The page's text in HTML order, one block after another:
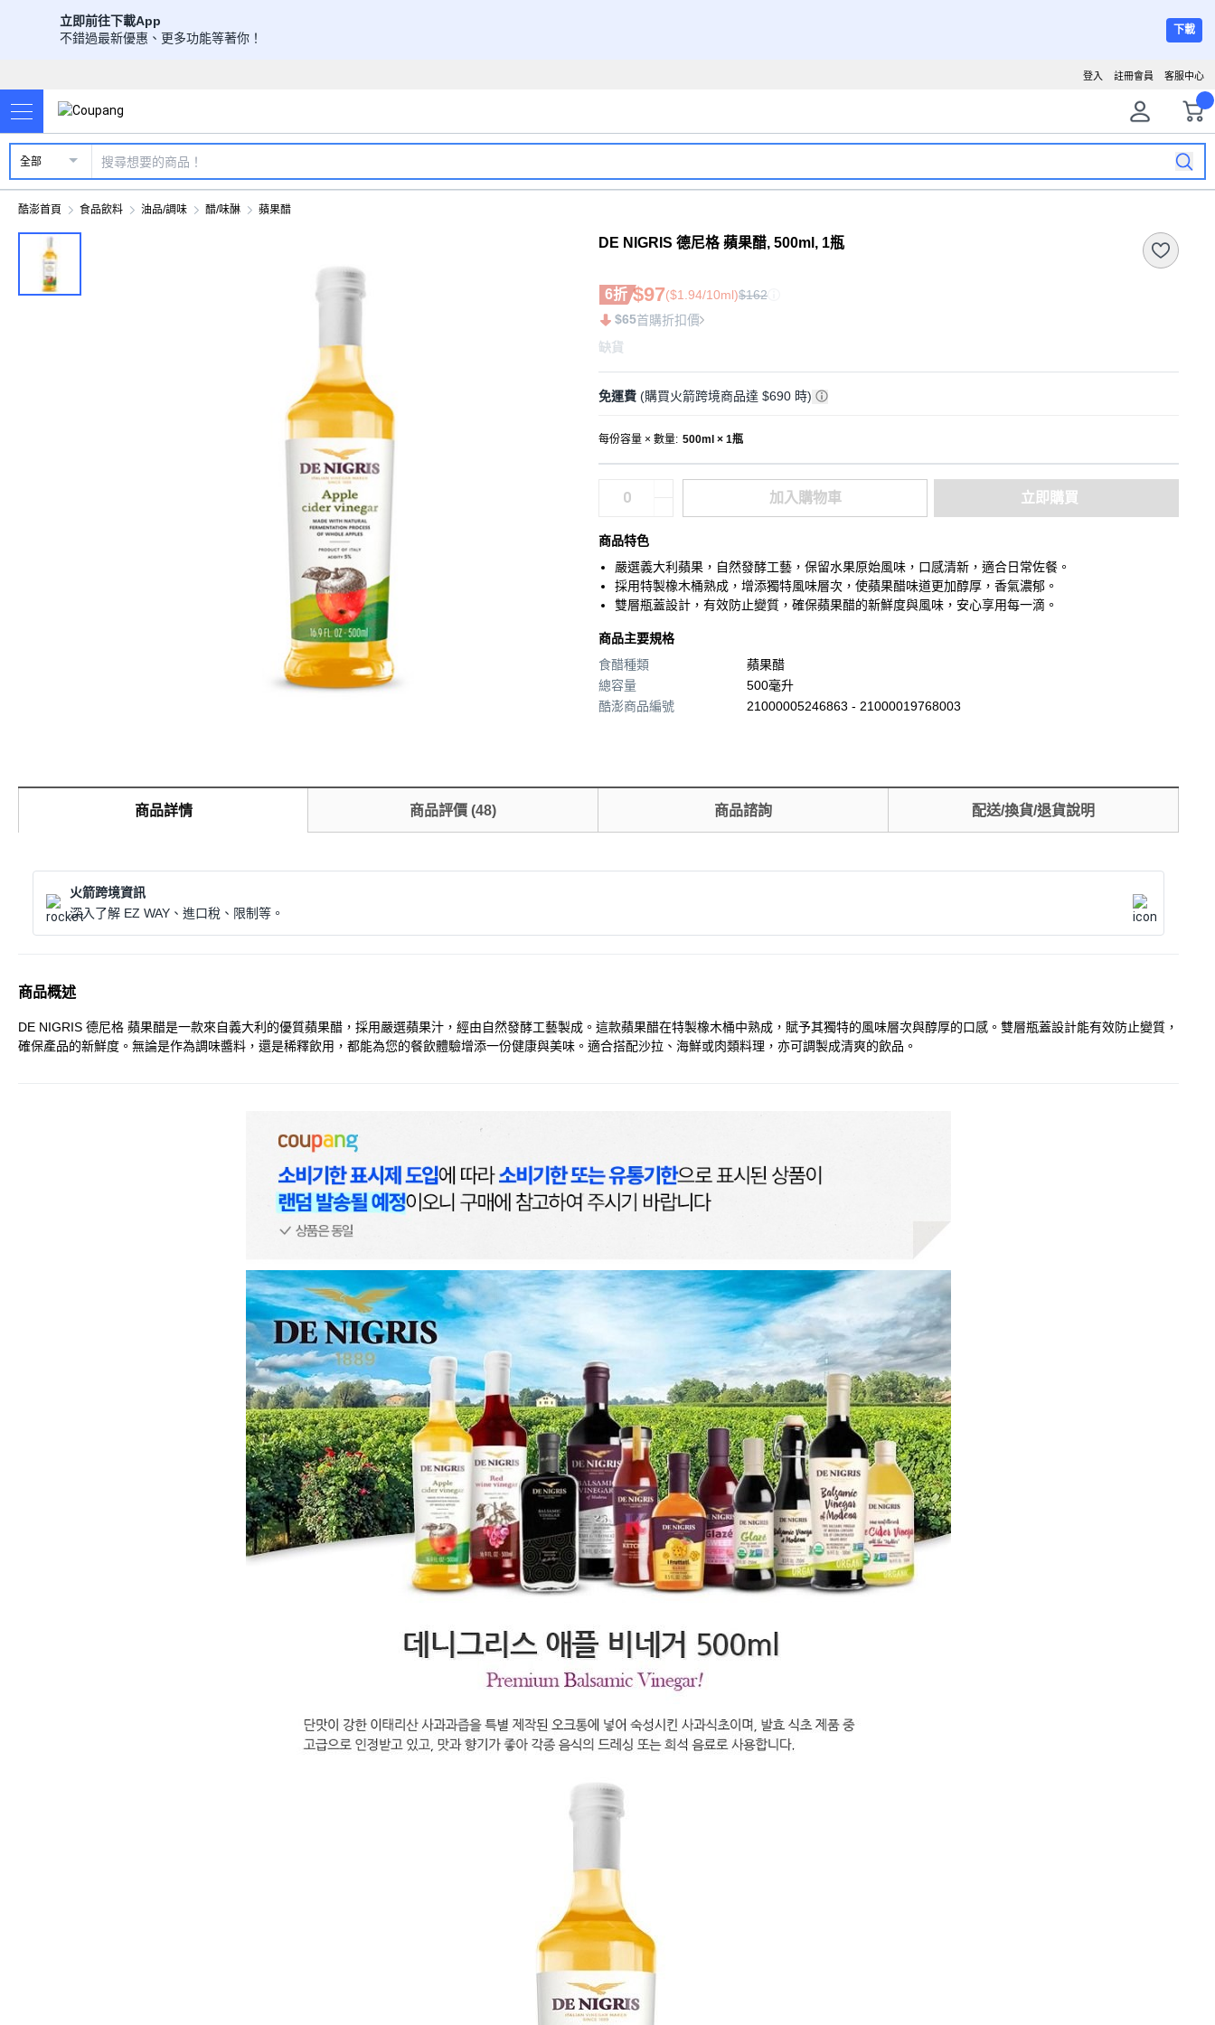
立即前往下載App
不錯過最新優惠、更多功能等著你！
下載
客服中心
註冊會員
登入
全部
酷澎首頁 食品飲料 油品/調味 醋/味醂 蘋果醋
DE NIGRIS 德尼格 蘋果醋, 500ml, 1瓶
6折 $97($1.94/10ml)$162
$65首購折扣價
缺貨
免運費 (購買火箭跨境商品達 $690 時)
每份容量 × 數量: 500ml × 1瓶
加入購物車 立即購買
商品特色
嚴選義大利蘋果，自然發酵工藝，保留水果原始風味，口感清新，適合日常佐餐。
採用特製橡木桶熟成，增添獨特風味層次，使蘋果醋味道更加醇厚，香氣濃郁。
雙層瓶蓋設計，有效防止變質，確保蘋果醋的新鮮度與風味，安心享用每一滴。
商品主要規格
食醋種類
蘋果醋
總容量
500毫升
酷澎商品編號
21000005246863 - 21000019768003
商品詳情 商品評價 (48) 商品諮詢 配送/換貨/退貨說明
火箭跨境資訊
深入了解 EZ WAY、進口稅、限制等。
商品概述
DE NIGRIS 德尼格 蘋果醋是一款來自義大利的優質蘋果醋，採用嚴選蘋果汁，經由自然發酵工藝製成。這款蘋果醋在特製橡木桶中熟成，賦予其獨特的風味層次與醇厚的口感。雙層瓶蓋設計能有效防止變質，
確保產品的新鮮度。無論是作為調味醬料，還是稀釋飲用，都能為您的餐飲體驗增添一份健康與美味。適合搭配沙拉、海鮮或肉類料理，亦可調製成清爽的飲品。